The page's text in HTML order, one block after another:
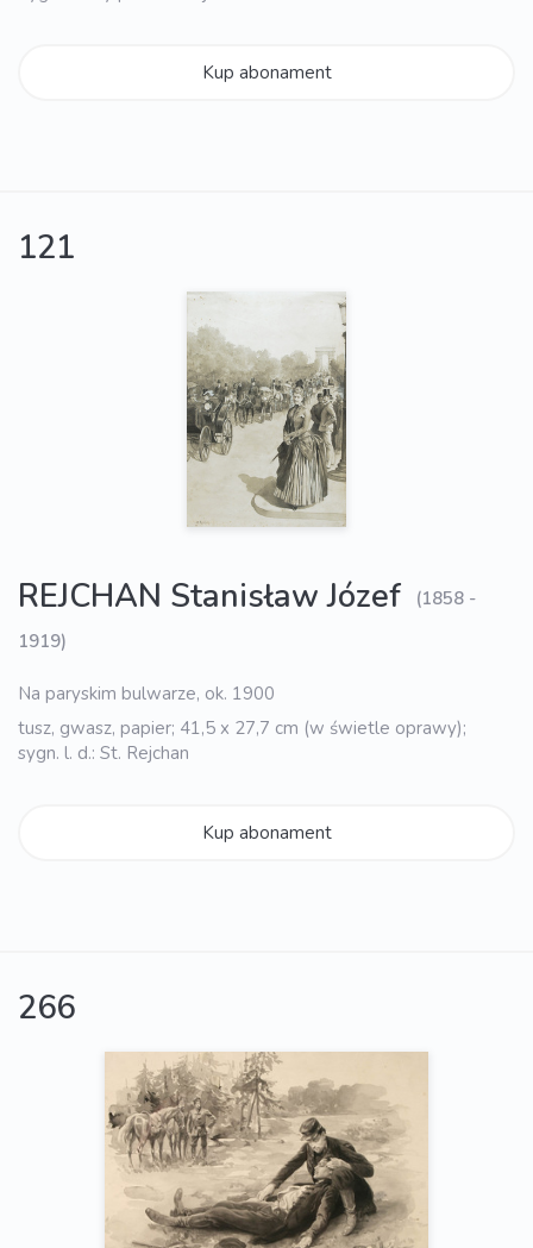
Kup abonament
121
REJCHAN Stanisław Józef
(1858 -
1919)
Na paryskim bulwarze, ok. 1900
tusz, gwasz, papier; 41,5 x 27,7 cm (w świetle oprawy);
sygn. l. d.: St. Rejchan
Kup abonament
266